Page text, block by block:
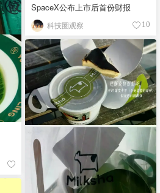
SpaceX公布上市后首份财报
科技圈观察 10